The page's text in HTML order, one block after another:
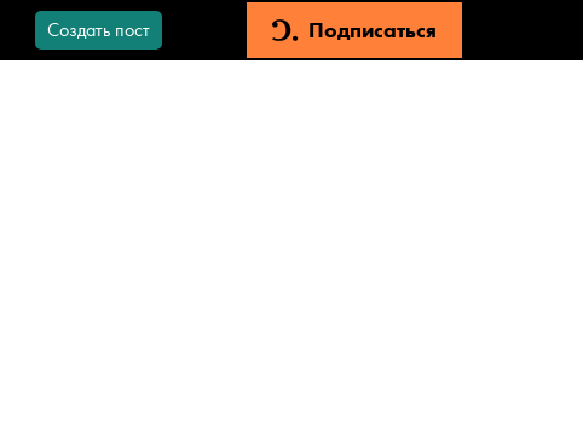
Создать пост Подписаться